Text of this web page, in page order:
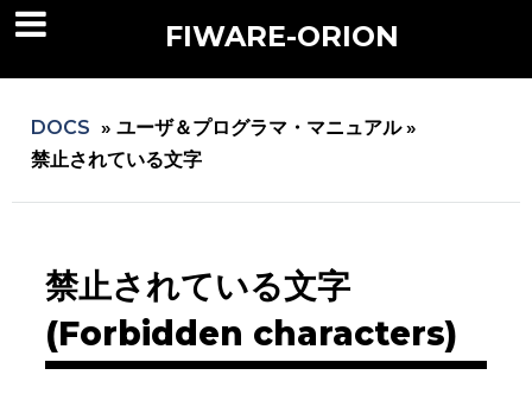
FIWARE-ORION
DOCS » ユーザ＆プログラマ・マニュアル »
禁止されている文字
禁止されている文字
(Forbidden characters)